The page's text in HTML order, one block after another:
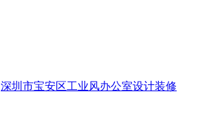
深圳市宝安区工业风办公室设计装修